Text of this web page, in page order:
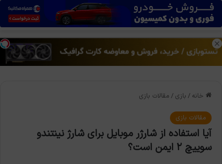
منو
خانه / بازی / مقالات بازی
مقالات بازی
آیا استفاده از شارژر موبایل برای شارژ نینتندو
سوییچ ۲ ایمن است؟